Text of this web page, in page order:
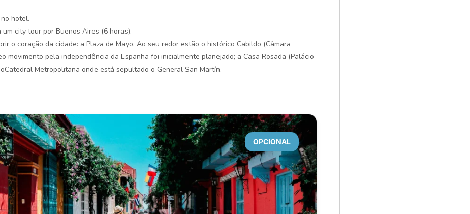
hotel.
um city tour por Buenos Aires (6 horas).
o coração da cidade: a Plaza de Mayo. Ao seu redor estão o histórico Cabildo (Câmara
movimento pela independência da Espanha foi inicialmente planejado; a Casa Rosada (Palácio
Metropolitana onde está sepultado o General San Martín.
OPCIONAL